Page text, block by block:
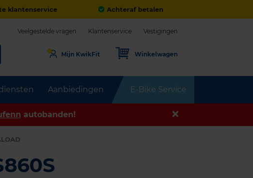
klantenservice Achteraf betalen
Aanbiedingen E-Bike Service
Veelgestelde vragen Klantenservice Vestigingen
Mijn KwikFit Winkelwagen
autobanden!